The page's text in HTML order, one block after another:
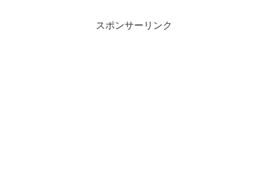
スポンサーリンク